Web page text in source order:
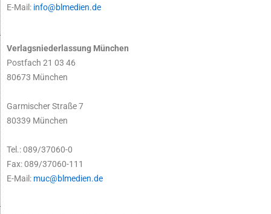
E-Mail: info@blmedien.de
Verlagsniederlassung München
Postfach 21 03 46
80673 München
Garmischer Straße 7
80339 München
Tel.: 089/37060-0
Fax: 089/37060-111
E-Mail: muc@blmedien.de